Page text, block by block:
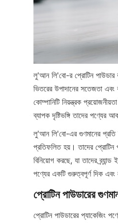
লু'আন লি'বো-র প্রোটিন পাউডার
ভিতরের উপাদানের সতেজতা এবং
কোম্পানিটি নিয়ন্ত্রক
ব্যাপক দৃষ্টিভঙ্গি তাদের পণ্যের
লু'আন লি'বো-এর গুণমানের প্রতি
প্রতিফলিত হয়। তাদের প্রোটিন
বিনিয়োগ করছে, যা তাদের
পণ্যের একটি গুরুত্বপূর্ণ দিক
প্রোটিন পাউডারের প্যাকেজিং